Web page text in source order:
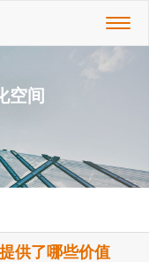
空间
供了哪些价值